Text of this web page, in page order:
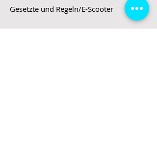
Gesetzte und Regeln/E-Scooter